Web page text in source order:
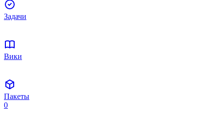
Задачи
Вики
Пакеты
0